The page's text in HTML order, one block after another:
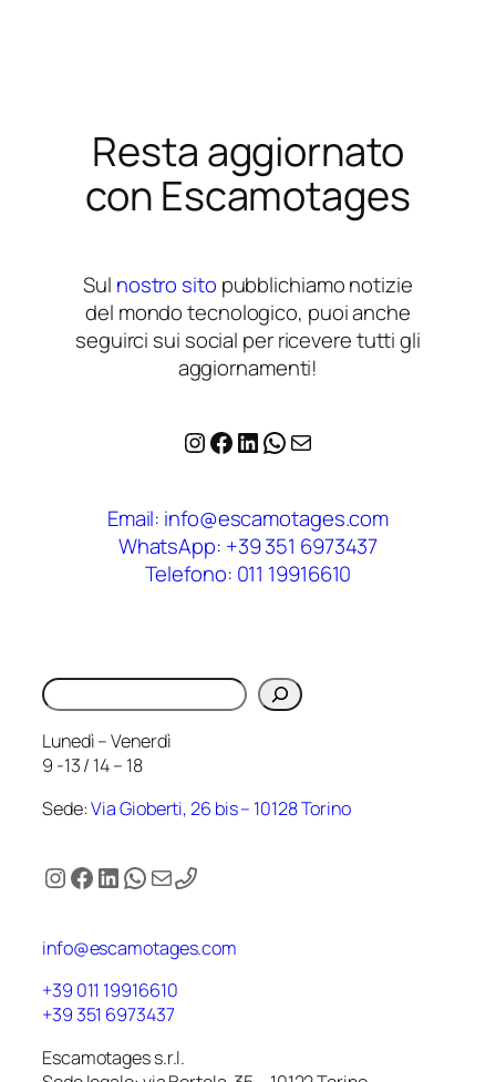
Resta aggiornato
con Escamotages
Sul nostro sito pubblichiamo notizie
del mondo tecnologico, puoi anche
seguirci sui social per ricevere tutti gli
aggiornamenti!
Instagram
Facebook
LinkedIn
WhatsApp
Email
Email: info@escamotages.com
WhatsApp: +39 351 6973437
Telefono: 011 19916610
Cerca
Lunedì – Venerdì
9 -13 / 14 – 18
Sede:Via Gioberti, 26 bis – 10128 Torino
Instagram
Facebook
LinkedIn
WhatsApp
Email
info@escamotages.com
+39 011 19916610
+39 351 6973437
Escamotages s.r.l.